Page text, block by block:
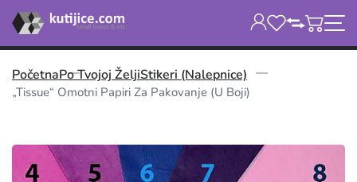
PočetnaPo Tvojoj ŽeljiStikeri (nalepnice)
„Tissue“ Omotni Papiri Za Pakovanje (u Boji)